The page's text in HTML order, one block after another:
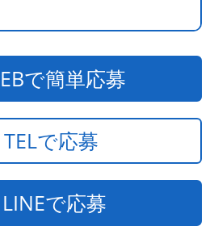
で簡単応募
で応募
で応募